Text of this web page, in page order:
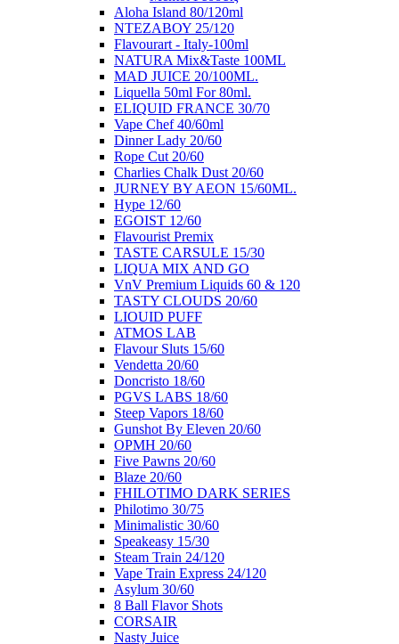
Aloha Island 80/120ml
ΝΤΕΖΑΒΟΥ 25/120
Flavourart - Italy-100ml
NATURA Mix&Taste 100ML
MAD JUICE 20/100ML.
Liquella 50ml For 80ml.
ELIQUID FRANCE 30/70
Vape Chef 40/60ml
Dinner Lady 20/60
Rope Cut 20/60
Charlies Chalk Dust 20/60
JURNEY BY AEON 15/60ML.
Hype 12/60
EGOIST 12/60
Flavourist Premix
ΤΑSTE CARSULE 15/30
LIQUA MIX AND GO
VnV Premium Liquids 60 & 120
TASTY CLOUDS 20/60
LIOUID PUFF
ATMOS LAB
Flavour Sluts 15/60
Vendetta 20/60
Doncristo 18/60
PGVS LABS 18/60
Steep Vapors 18/60
Gunshot By Eleven 20/60
ΟΡΜΗ 20/60
Five Pawns 20/60
Blaze 20/60
FHILOTIMO DARK SERIES
Philotimo 30/75
Minimalistic 30/60
Speakeasy 15/30
Steam Train 24/120
Vape Train Express 24/120
Asylum 30/60
8 Βall Flavor Shots
CORSAIR
Nasty Juice